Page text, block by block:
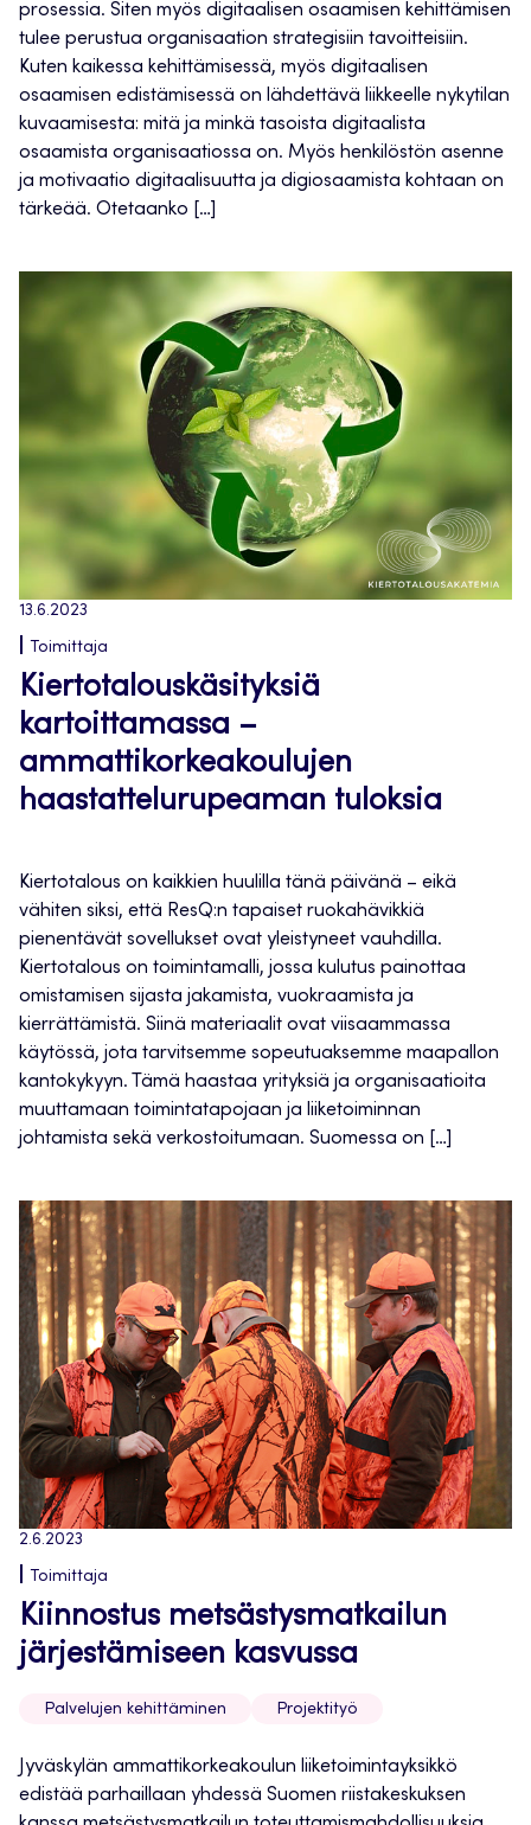
prosessia. Siten myös digitaalisen osaamisen kehittämisen
tulee perustua organisaation strategisiin tavoitteisiin.
Kuten kaikessa kehittämisessä, myös digitaalisen
osaamisen edistämisessä on lähdettävä liikkeelle nykytilan
kuvaamisesta: mitä ja minkä tasoista digitaalista
osaamista organisaatiossa on. Myös henkilöstön asenne
ja motivaatio digitaalisuutta ja digiosaamista kohtaan on
tärkeää. Otetaanko […]
13.6.2023
Toimittaja
Kiertotalouskäsityksiä
kartoittamassa –
ammattikorkeakoulujen
haastattelurupeaman tuloksia
Kiertotalous on kaikkien huulilla tänä päivänä – eikä
vähiten siksi, että ResQ:n tapaiset ruokahävikkiä
pienentävät sovellukset ovat yleistyneet vauhdilla.
Kiertotalous on toimintamalli, jossa kulutus painottaa
omistamisen sijasta jakamista, vuokraamista ja
kierrättämistä. Siinä materiaalit ovat viisaammassa
käytössä, jota tarvitsemme sopeutuaksemme maapallon
kantokykyyn. Tämä haastaa yrityksiä ja organisaatioita
muuttamaan toimintatapojaan ja liiketoiminnan
johtamista sekä verkostoitumaan. Suomessa on […]
2.6.2023
Toimittaja
Kiinnostus metsästysmatkailun
järjestämiseen kasvussa
Palvelujen kehittäminen Projektityö
Jyväskylän ammattikorkeakoulun liiketoimintayksikkö
edistää parhaillaan yhdessä Suomen riistakeskuksen